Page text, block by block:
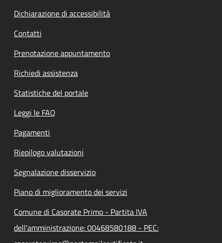
Dichiarazione di accessibilità
Contatti
Prenotazione appuntamento
Richiedi assistenza
Statistiche del portale
Leggi le FAQ
Pagamenti
Riepilogo valutazioni
Segnalazione disservizio
Piano di miglioramento dei servizi
Comune di Casorate Primo - Partita IVA
dell'amministrazione: 00468580188 - PEC: